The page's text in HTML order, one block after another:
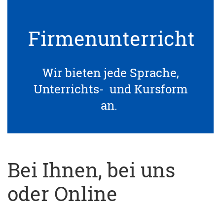
Firmenunterricht
Wir bieten jede Sprache,
Unterrichts- und Kursform
an.
Bei Ihnen, bei uns
oder Online